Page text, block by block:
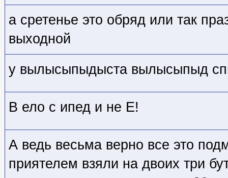
а сретенье это обряд или так
выходной
у вылысыпыдыста вылысыпыд
В ело с ипед и не Е!
А ведь весьма верно все это
приятелем взяли на двоих три